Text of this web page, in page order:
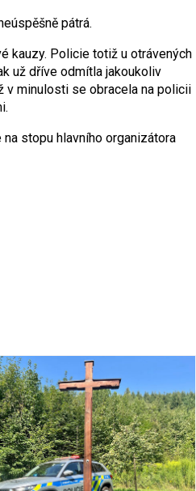
pátrá.
kauzy. Policie totiž u otrávených
už dříve odmítla jakoukoliv
v minulosti se obracela na policii
stopu hlavního organizátora